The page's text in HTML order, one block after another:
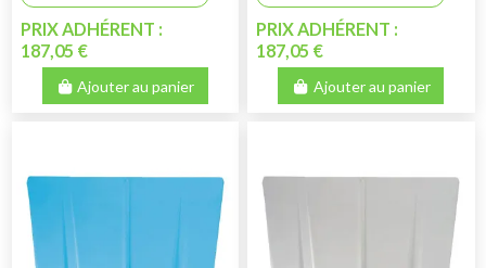
PRIX ADHÉRENT :
187,05 €
Ajouter au panier
PRIX ADHÉRENT :
187,05 €
Ajouter au panier